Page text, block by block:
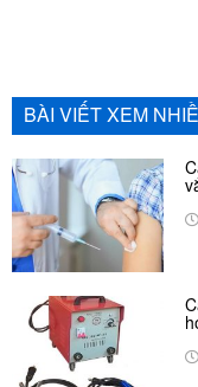
BÀI VIẾT XEM